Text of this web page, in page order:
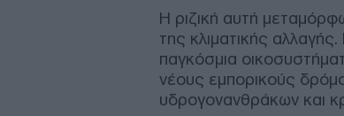
Η ριζική αυτή
της κλιματικής
παγκόσμια
νέους εμπορικούς
υδρογονανθράκων και